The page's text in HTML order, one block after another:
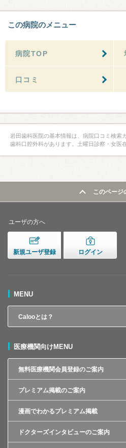
この病院のメニュー
病院TOP
口コミ
岩田歯科医院の基本情報は、病院口コミ検索
歯科口腔外科があります。土曜日診察・女医
このページ
ユーザの方へ
新規ユーザ登録 ログイン
MENU
Calooとは？
医療機関向けMENU
無料医療機関会員登録のご案内
プレミアム掲載のご案内
漫画でわかるプレミアム掲載
ドクターズインタビューのご案内